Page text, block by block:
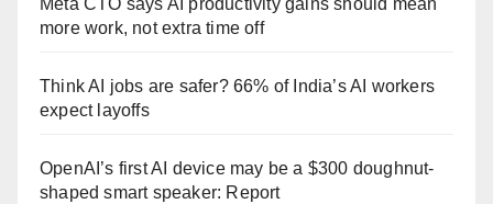
Meta CTO says AI productivity gains should mean
more work, not extra time off
Think AI jobs are safer? 66% of India’s AI workers
expect layoffs
OpenAI’s first AI device may be a $300 doughnut-
shaped smart speaker: Report